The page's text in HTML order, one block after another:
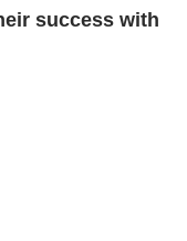
success with